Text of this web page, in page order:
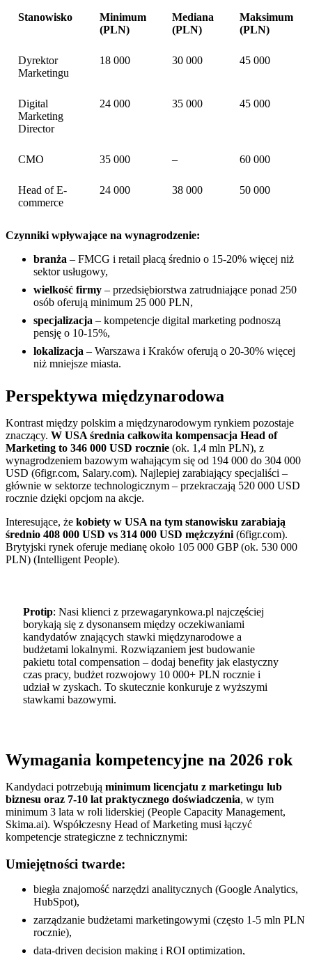
Stanowisko
Minimum
(PLN)
Mediana
(PLN)
Maksimum
(PLN)
Dyrektor
Marketingu
18 000 30 000 45 000
Digital
Marketing
Director
24 000 35 000 45 000
CMO 35 000 – 60 000
Head of E-
commerce
24 000 38 000 50 000
Czynniki wpływające na wynagrodzenie:
branża – FMCG i retail płacą średnio o 15-20% więcej niż
sektor usługowy,
wielkość firmy – przedsiębiorstwa zatrudniające ponad 250
osób oferują minimum 25 000 PLN,
specjalizacja – kompetencje digital marketing podnoszą
pensję o 10-15%,
lokalizacja – Warszawa i Kraków oferują o 20-30% więcej
niż mniejsze miasta.
Perspektywa międzynarodowa
Kontrast między polskim a międzynarodowym rynkiem pozostaje
znaczący. W USA średnia całkowita kompensacja Head of
Marketing to 346 000 USD rocznie (ok. 1,4 mln PLN), z
wynagrodzeniem bazowym wahającym się od 194 000 do 304 000
USD (6figr.com, Salary.com). Najlepiej zarabiający specjaliści –
głównie w sektorze technologicznym – przekraczają 520 000 USD
rocznie dzięki opcjom na akcje.
Interesujące, że kobiety w USA na tym stanowisku zarabiają
średnio 408 000 USD vs 314 000 USD mężczyźni (6figr.com).
Brytyjski rynek oferuje medianę około 105 000 GBP (ok. 530 000
PLN) (Intelligent People).
Protip: Nasi klienci z przewagarynkowa.pl najczęściej
borykają się z dysonansem między oczekiwaniami
kandydatów znających stawki międzynarodowe a
budżetami lokalnymi. Rozwiązaniem jest budowanie
pakietu total compensation – dodaj benefity jak elastyczny
czas pracy, budżet rozwojowy 10 000+ PLN rocznie i
udział w zyskach. To skutecznie konkuruje z wyższymi
stawkami bazowymi.
Wymagania kompetencyjne na 2026 rok
Kandydaci potrzebują minimum licencjatu z marketingu lub
biznesu oraz 7-10 lat praktycznego doświadczenia, w tym
minimum 3 lata w roli liderskiej (People Capacity Management,
Skima.ai). Współczesny Head of Marketing musi łączyć
kompetencje strategiczne z technicznymi:
Umiejętności twarde:
biegła znajomość narzędzi analitycznych (Google Analytics,
HubSpot),
zarządzanie budżetami marketingowymi (często 1-5 mln PLN
rocznie),
data-driven decision making i ROI optimization,